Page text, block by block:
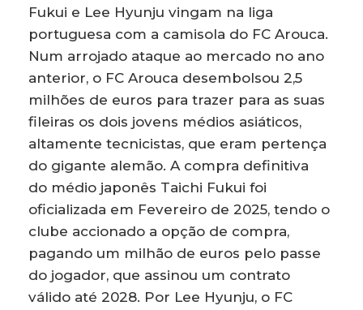
Fukui e Lee Hyunju vingam na liga
portuguesa com a camisola do FC Arouca.
Num arrojado ataque ao mercado no ano
anterior, o FC Arouca desembolsou 2,5
milhões de euros para trazer para as suas
fileiras os dois jovens médios asiáticos,
altamente tecnicistas, que eram pertença
do gigante alemão. A compra definitiva
do médio japonês Taichi Fukui foi
oficializada em Fevereiro de 2025, tendo o
clube accionado a opção de compra,
pagando um milhão de euros pelo passe
do jogador, que assinou um contrato
válido até 2028. Por Lee Hyunju, o FC